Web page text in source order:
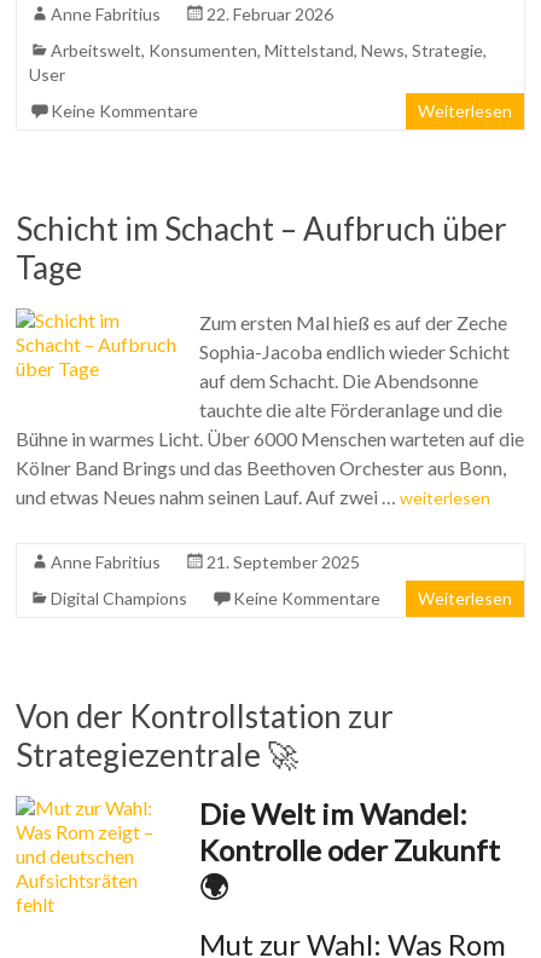
Anne Fabritius
22. Februar 2026
Arbeitswelt, Konsumenten,Mittelstand,News,Strategie,
User
Keine Kommentare
Weiterlesen
Schicht im Schacht – Aufbruch über
Tage
Zum ersten Mal hieß es auf der Zeche
Sophia-Jacoba endlich wieder Schicht
auf dem Schacht. Die Abendsonne
tauchte die alte Förderanlage und die
Bühne in warmes Licht. Über 6000 Menschen warteten auf die
Kölner Band Brings und das Beethoven Orchester aus Bonn,
und etwas Neues nahm seinen Lauf. Auf zwei …weiterlesen
Anne Fabritius
21. September 2025
Digital Champions
Keine Kommentare Weiterlesen
Von der Kontrollstation zur
Strategiezentrale 🚀
Die Welt im Wandel:
Kontrolle oder Zukunft
🌍
Mut zur Wahl: Was Rom